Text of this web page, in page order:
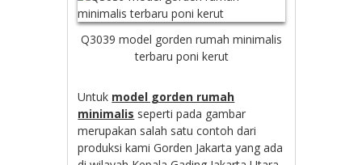
Q3039 model gorden rumah minimalis
terbaru poni kerut
Untuk model gorden rumah
minimalis seperti pada gambar
merupakan salah satu contoh dari
produksi kami Gorden Jakarta yang ada